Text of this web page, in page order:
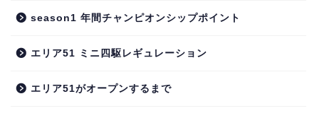
season1 年間チャンピオンシップポイント
エリア51 ミニ四駆レギュレーション
エリア51がオープンするまで